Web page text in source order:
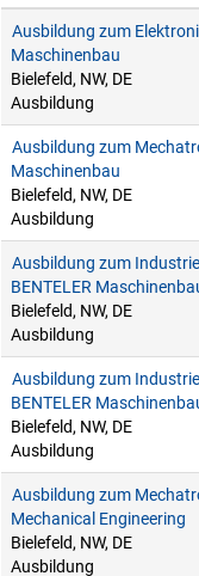
Ausbildung zum
Maschinenbau
Bielefeld, NW, DE
Ausbildung
Ausbildung zum
Maschinenbau
Bielefeld, NW, DE
Ausbildung
Ausbildung zum
BENTELER
Bielefeld, NW, DE
Ausbildung
Ausbildung zum
BENTELER
Bielefeld, NW, DE
Ausbildung
Ausbildung zum
Mechanical Engineering
Bielefeld, NW, DE
Ausbildung